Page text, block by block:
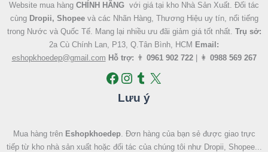
Website mua hàng CHÍNH HÃNG với giá tại kho Nhà Sản Xuất. Đối tác
cùng Dropii, Shopeevà các Nhãn Hàng, Thương Hiệu uy tín, nổi tiếng
trong Nước và Quốc Tế. Mang lại nhiều ưu đãi giảm giá tốt nhất. Trụ sở:
2a Cù Chính Lan, P13, Q.Tân Bình, HCM Email:
eshopkhoedep@gmail.com Hỗ trợ: 👨 0961 902 722| 👩 0988 569 267
Lưu ý
Mua hàng trên Eshopkhoedep. Đơn hàng của bạn sẻ được giao trực
tiếp từ kho nhà sản xuất hoặc đối tác của chúng tôi như Dropii, Shopee...